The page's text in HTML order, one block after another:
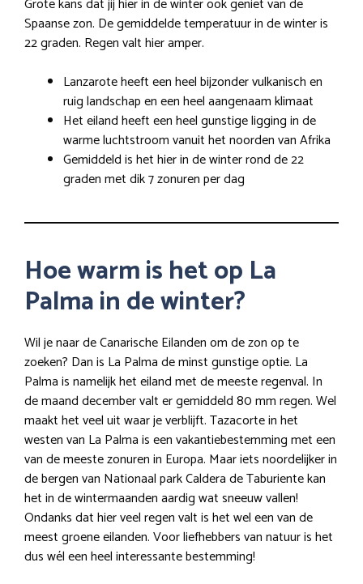
Grote kans dat jij hier in de winter ook geniet van de
Spaanse zon. De gemiddelde temperatuur in de winter is
22 graden. Regen valt hier amper.
Lanzarote heeft een heel bijzonder vulkanisch en
ruig landschap en een heel aangenaam klimaat
Het eiland heeft een heel gunstige ligging in de
warme luchtstroom vanuit het noorden van Afrika
Gemiddeld is het hier in de winter rond de 22
graden met dik 7 zonuren per dag
Hoe warm is het op La
Palma in de winter?
Wil je naar de Canarische Eilanden om de zon op te
zoeken? Dan is La Palma de minst gunstige optie. La
Palma is namelijk het eiland met de meeste regenval. In
de maand december valt er gemiddeld 80 mm regen. Wel
maakt het veel uit waar je verblijft. Tazacorte in het
westen van La Palma is een vakantiebestemming met een
van de meeste zonuren in Europa. Maar iets noordelijker in
de bergen van Nationaal park Caldera de Taburiente kan
het in de wintermaanden aardig wat sneeuw vallen!
Ondanks dat hier veel regen valt is het wel een van de
meest groene eilanden. Voor liefhebbers van natuur is het
dus wél een heel interessante bestemming!